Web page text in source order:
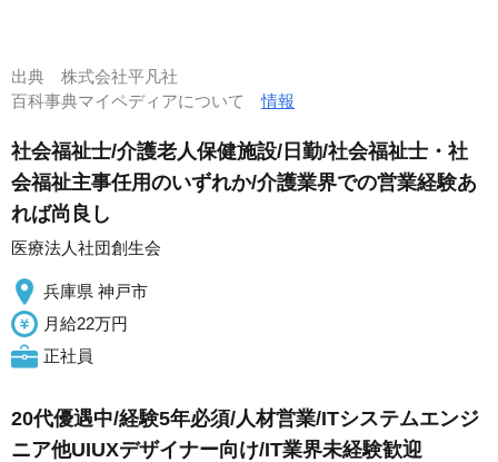
出典 株式会社平凡社
百科事典マイペディアについて情報
社会福祉士/介護老人保健施設/日勤/社会福祉士・社
会福祉主事任用のいずれか/介護業界での営業経験あ
れば尚良し
医療法人社団創生会
兵庫県 神戸市
月給22万円
正社員
20代優遇中/経験5年必須/人材営業/ITシステムエンジ
ニア他UIUXデザイナー向け/IT業界未経験歓迎